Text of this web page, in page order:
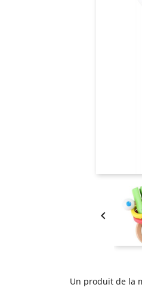

Un produit de la